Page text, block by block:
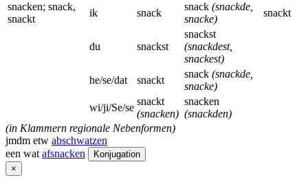
snacken; snack,
snackt
ik snack
snack (snackde,
snacke)
snackt
du snackst
snackst
(snackdest,
snackest)
he/se/dat
snackt
snack (snackde,
snacke)
wi/ji/Se/se
snackt
(snacken)
snacken
(snackden)
(in Klammern regionale Nebenformen)
jmdm etw abschwatzen
een wat afsnacken
Konjugation
×